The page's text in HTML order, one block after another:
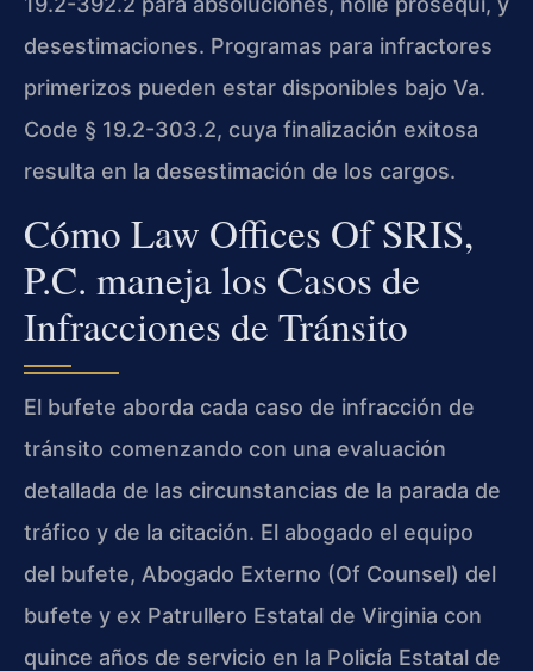
desestimaciones. Programas para infractores
primerizos pueden estar disponibles bajo Va.
Code § 19.2-303.2, cuya finalización exitosa
resulta en la desestimación de los cargos.
Cómo Law Offices Of SRIS,
P.C. maneja los Casos de
Infracciones de Tránsito
El bufete aborda cada caso de infracción de
tránsito comenzando con una evaluación
detallada de las circunstancias de la parada de
tráfico y de la citación. El abogado el equipo
del bufete, Abogado Externo (Of Counsel) del
bufete y ex Patrullero Estatal de Virginia con
quince años de servicio en la Policía Estatal de